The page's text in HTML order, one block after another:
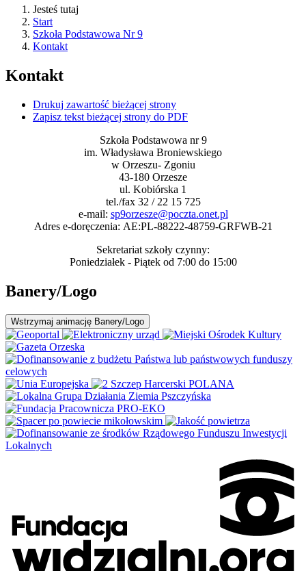
Jesteś tutaj
Start
Szkoła Podstawowa Nr 9
Kontakt
Kontakt
Drukuj zawartość bieżącej strony
Zapisz tekst bieżącej strony do PDF
Szkoła Podstawowa nr 9
im. Władysława Broniewskiego
w Orzeszu- Zgoniu
43-180 Orzesze
ul. Kobiórska 1
tel./fax 32 / 22 15 725
e-mail: sp9orzesze@poczta.onet.pl
Adres e-doręczenia: AE:PL-88222-48759-GRFWB-21
Sekretariat szkoły czynny:
Poniedziałek - Piątek od 7:00 do 15:00
Banery/Logo
Wstrzymaj animację Banery/Logo